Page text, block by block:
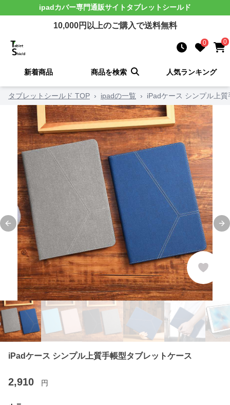
ipadカバー専門通販サイト タブレットシールド
10,000円以上のご購入で送料無料
0 0
新着商品 商品を検索 人気ランキング
タブレットシールド TOP › ipadの一覧 › iPadケース シンプル上
Previous slide
iPadケース シンプル上質手帳型タブレットケース
2,910 円